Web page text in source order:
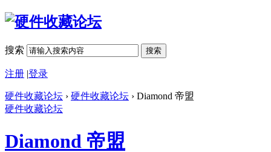
搜索 搜索
注册 |登录
硬件收藏论坛 › 硬件收藏论坛 › Diamond 帝盟
硬件收藏论坛
Diamond 帝盟